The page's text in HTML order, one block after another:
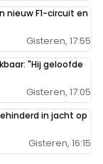
nieuw F1-circuit en
Gisteren, 17:55
"Hij geloofde
Gisteren, 17:05
in jacht op
Gisteren, 16:15